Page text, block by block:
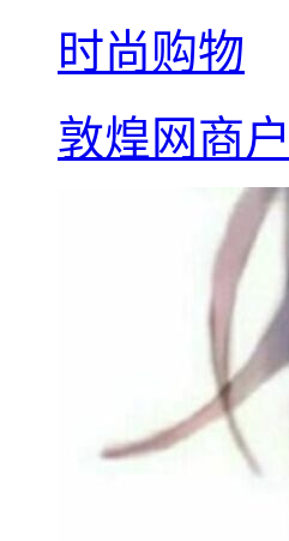
时尚购物
敦煌网商户